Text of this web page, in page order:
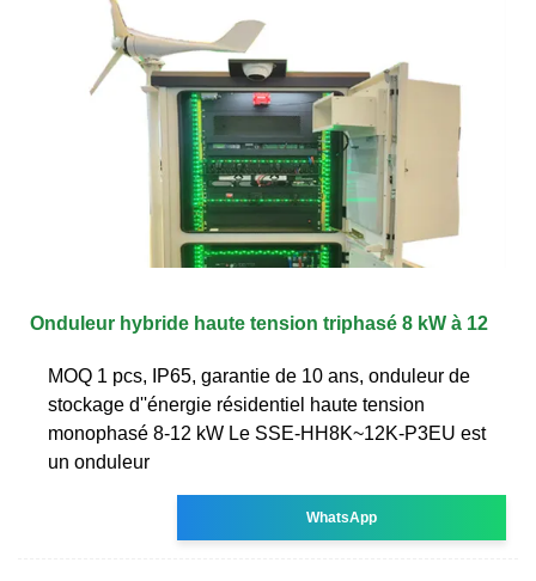
Onduleur hybride haute tension triphasé 8 kW à 12
MOQ 1 pcs, IP65, garantie de 10 ans, onduleur de
stockage d''énergie résidentiel haute tension
monophasé 8-12 kW Le SSE-HH8K~12K-P3EU est
un onduleur
WhatsApp